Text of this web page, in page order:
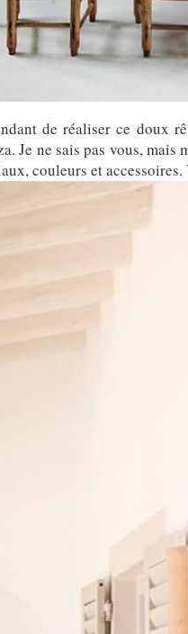
de réaliser ce doux
Je ne sais pas vous,
couleurs et accessoires.